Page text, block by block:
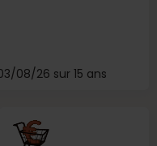
08/26 sur 15 ans